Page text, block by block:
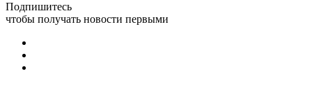
Подпишитесь
чтобы получать новости первыми